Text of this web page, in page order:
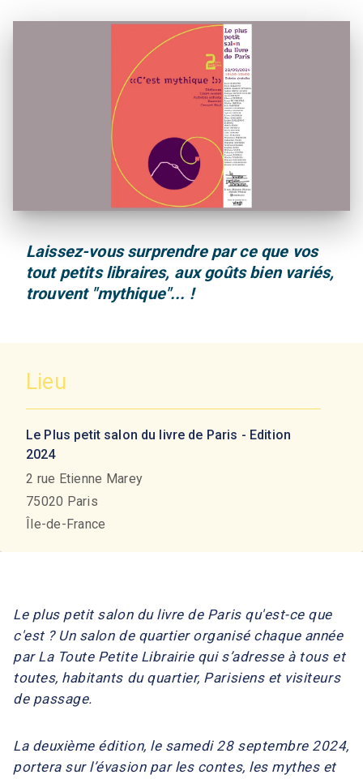
Laissez-vous surprendre par ce que vos
tout petits libraires, aux goûts bien variés,
trouvent "mythique"... !
Lieu
Le Plus petit salon du livre de Paris - Edition
2024
2 rue Etienne Marey
75020 Paris
Île-de-France
Le plus petit salon du livre de Paris qu'est-ce que
c'est ? Un salon de quartier organisé chaque année
par La Toute Petite Librairie qui s’adresse à tous et
toutes, habitants du quartier, Parisiens et visiteurs
de passage.
La deuxième édition, le samedi 28 septembre 2024,
portera sur l’évasion par les contes, les mythes et